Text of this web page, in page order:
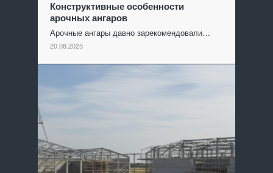
Конструктивные особенности
арочных ангаров
Арочные ангары давно зарекомендовали…
20.08.2025